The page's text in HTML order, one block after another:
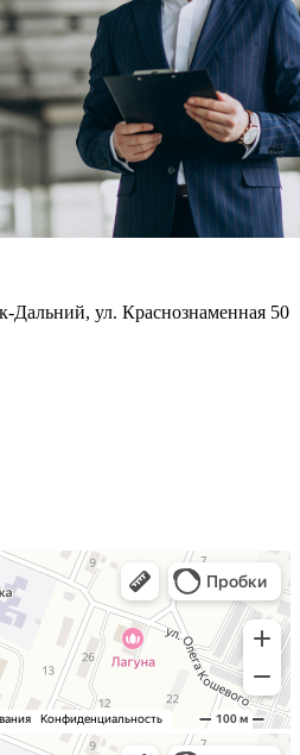
Дальний, ул. Краснознаменная 50